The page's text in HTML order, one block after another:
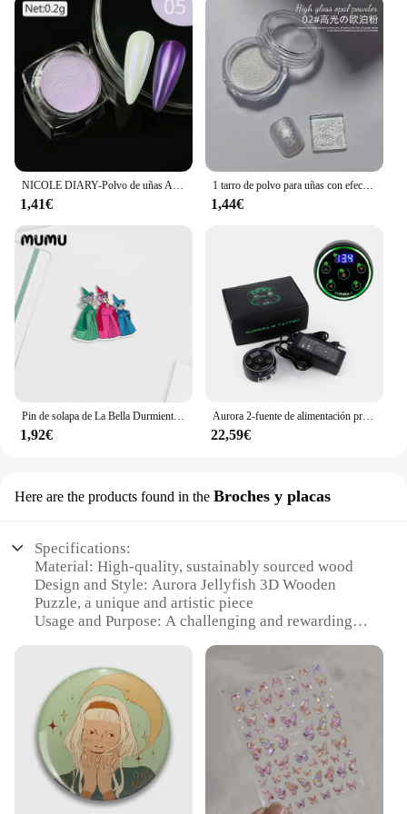
1,41€
1 tarro de polvo para uñas con efecto perla, espejo Aurora cromado, sirena, polvo artístico para uñas, arcoíris AB, espejo mágico, suministros de polvo de concha de perla
1,44€
Pin de solapa de La Bella Durmiente, broches acrílicos de princesa Aurora, joyería epoxi hecha a mano, insignia de bolso de camisa, novedad de 2024
1,92€
Aurora 2-fuente de alimentación profesional para tatuajes, máquina de tatuaje portátil Digital LCD, controlador de potencia con enchufe estadounidense/europeo, 1 piezas
22,59€
Here are the products found in the Broches y placas
Specifications:
Material: High-quality, sustainably sourced wood
Design and Style: Aurora Jellyfish 3D Wooden
Puzzle, a unique and artistic piece
Usage and Purpose: A challenging and rewarding
Performance and Property: Durable and sturdy, with
a smooth finish
Parts and Accessories: Comes with all necessary
pieces for assembly
Applicable People: Ideal for puzzle enthusiasts,
hobbyists, and collectors
Features:
|Wholesale|Vendors|